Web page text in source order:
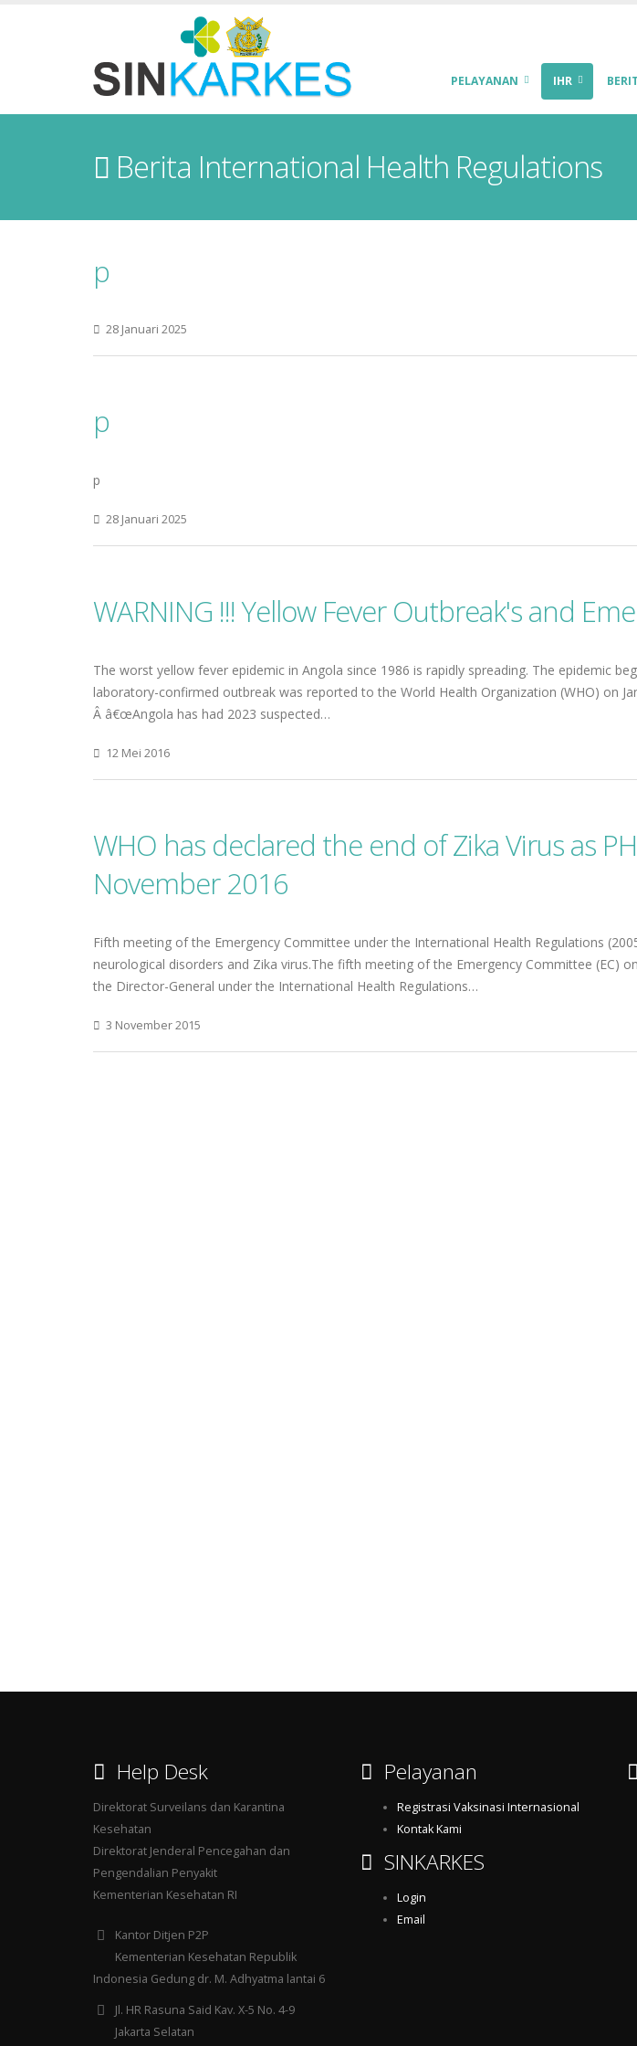
PELAYANAN IHR
Berita International Health Regulations
p
28 Januari 2025
p
p
28 Januari 2025
WARNING !!! Yellow Fever Outbreak's and
The worst yellow fever epidemic in Angola since 1986 is rapidly spreading. The epidemic
laboratory-confirmed outbreak was reported to the World Health Organization (WHO) on
Â â€œAngola has had 2023 suspected…
12 Mei 2016
WHO has declared the end of Zika Virus as
November 2016
Fifth meeting of the Emergency Committee under the International Health Regulations
neurological disorders and Zika virus.The fifth meeting of the Emergency Committee (EC)
the Director-General under the International Health Regulations…
3 November 2015
Help Desk
Direktorat Surveilans dan Karantina
Kesehatan
Direktorat Jenderal Pencegahan dan
Pengendalian Penyakit
Kementerian Kesehatan RI
Kantor Ditjen P2P
Kementerian Kesehatan Republik
Indonesia Gedung dr. M. Adhyatma lantai 6
Jl. HR Rasuna Said Kav. X-5 No. 4-9
Jakarta Selatan
Pelayanan
Registrasi Vaksinasi Internasional
Kontak Kami
SINKARKES
Login
Email